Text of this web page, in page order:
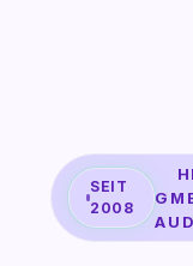
SEIT
2008